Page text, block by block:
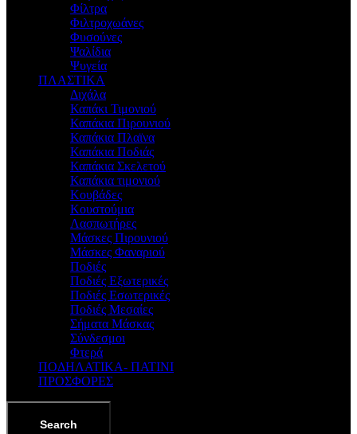
Φίλτρα
Φιλτροχωάνες
Φυσούνες
Ψαλίδια
Ψυγεία
ΠΛΑΣΤΙΚΑ
Διχάλα
Καπάκι Τιμονιού
Καπάκια Πιρουνιού
Καπάκια Πλαϊνα
Καπάκια Ποδιάς
Καπάκια Σκελετού
Καπάκια τιμονιού
Κουβάδες
Κουστούμια
Λασπωτήρες
Μάσκες Πιρουνιού
Μάσκες Φαναριού
Ποδιές
Ποδιές Εξωτερικές
Ποδιές Εσωτερικές
Ποδιές Μεσαίες
Σήματα Μάσκας
Σύνδεσμοι
Φτερά
ΠΟΔΗΛΑΤΙΚΑ- ΠΑΤΙΝΙ
ΠΡΟΣΦΟΡΕΣ
Search